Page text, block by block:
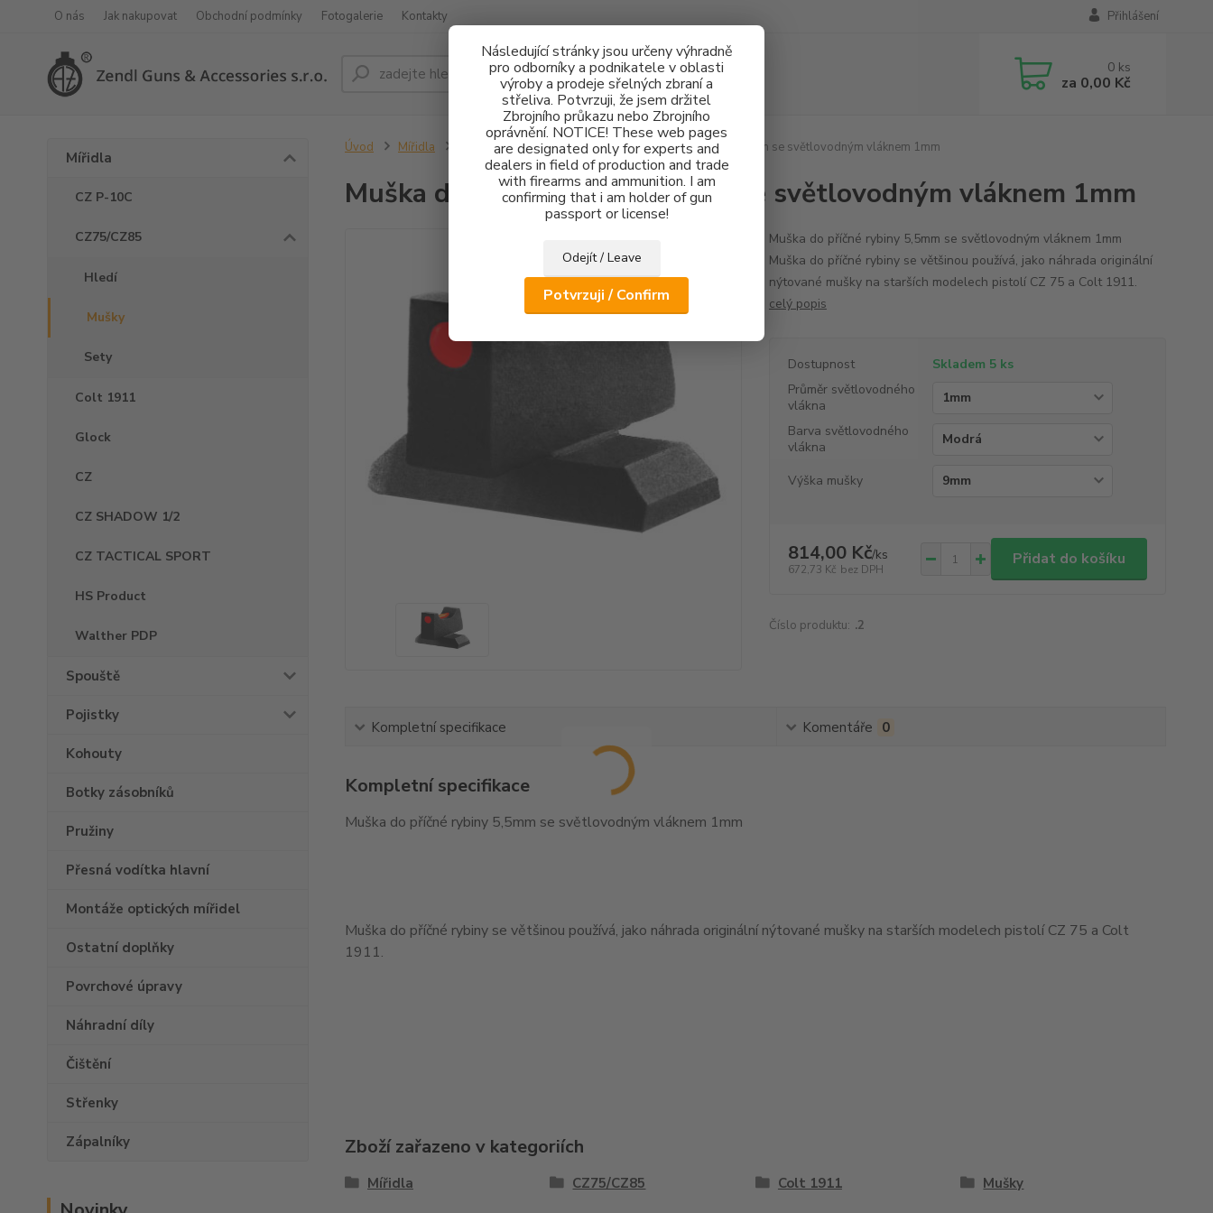
Následující stránky jsou určeny výhradně
pro odborníky a podnikatele v oblasti
výroby a prodeje sřelných zbraní a
střeliva. Potvrzuji, že jsem držitel
Zbrojního průkazu nebo Zbrojního
oprávnění. NOTICE! These web pages
are designated only for experts and
dealers in field of production and trade
with firearms and ammunition. I am
confirming that i am holder of gun
passport or license!
Odejít / Leave
Potvrzuji / Confirm
O nás Jak nakupovat Obchodní podmínky Fotogalerie Kontakty Přihlášení
Hledat 0 ks
za 0,00 Kč
Mířidla
CZ P-10C
CZ75/CZ85
Hledí
Mušky
Sety
Colt 1911
Glock
CZ
CZ SHADOW 1/2
CZ TACTICAL SPORT
HS Product
Walther PDP
Spouště
Pojistky
Kohouty
Botky zásobníků
Pružiny
Přesná vodítka hlavní
Montáže optických mířidel
Ostatní doplňky
Povrchové úpravy
Náhradní díly
Čištění
Střenky
Zápalníky
Úvod Mířidla CZ75/CZ85 Mušky Muška do příčné rybiny 5,5mm se světlovodným vláknem 1mm
Muška do příčné rybiny 5,5mm se světlovodným vláknem 1mm
Muška do příčné rybiny 5,5mm se světlovodným vláknem 1mm
Muška do příčné rybiny se většinou používá, jako náhrada originální
nýtované mušky na starších modelech pistolí CZ 75 a Colt 1911.
celý popis
Dostupnost
Skladem 5 ks
Průměr světlovodného
vlákna
Barva světlovodného
vlákna
Výška mušky
814,00 Kč/ks
672,73 Kč bez DPH
Přidat do košíku
Číslo produktu: .2
Kompletní specifikace Komentáře 0
Kompletní specifikace
Muška do příčné rybiny 5,5mm se světlovodným vláknem 1mm
Muška do příčné rybiny se většinou používá, jako náhrada originální nýtované mušky na starších modelech pistolí CZ 75 a Colt
1911.
Zboží zařazeno v kategoriích
Mířidla CZ75/CZ85 Colt 1911 Mušky